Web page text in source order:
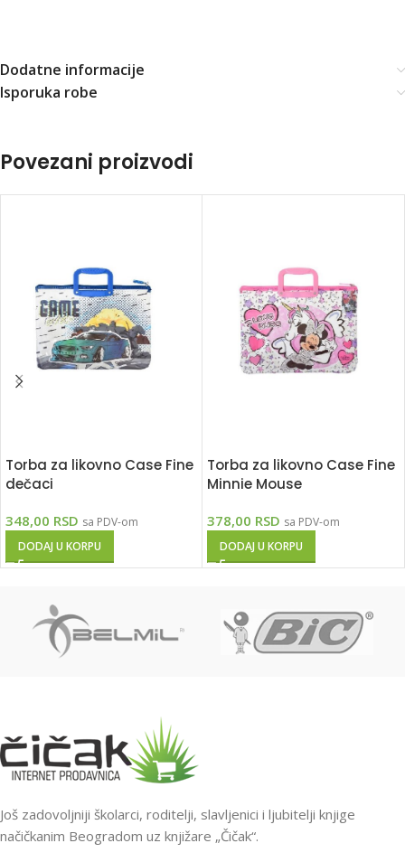
Dodatne informacije
Isporuka robe
Povezani proizvodi
Torba za likovno Case Fine
dečaci
348,00 RSD sa PDV-om
DODAJ U KORPU
Torba za likovno Case Fine
Minnie Mouse
378,00 RSD sa PDV-om
DODAJ U KORPU
Još zadovoljniji školarci, roditelji, slavljenici i ljubitelji knjige
načičkanim Beogradom uz knjižare „Čičak“.